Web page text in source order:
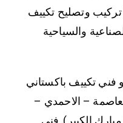
تركيب وتصليح تكييف
والسياحية
تكييف باكستاني
– الاحمدي –
الكبير), فني